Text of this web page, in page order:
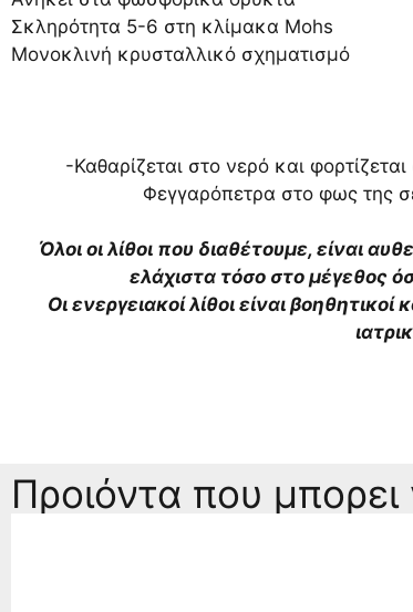
Σκληρότητα 5-6 στη κλίμακα Mohs
Μονοκλινή κρυσταλλικό σχηματισμό
-Καθαρίζεται στο νερό και
Φεγγαρόπετρα στο φως της
Όλοι οι λίθοι που διαθέτουμε, είναι
ελάχιστα τόσο στο μέγεθος
Οι ενεργειακοί λίθοι είναι
Προιόντα που